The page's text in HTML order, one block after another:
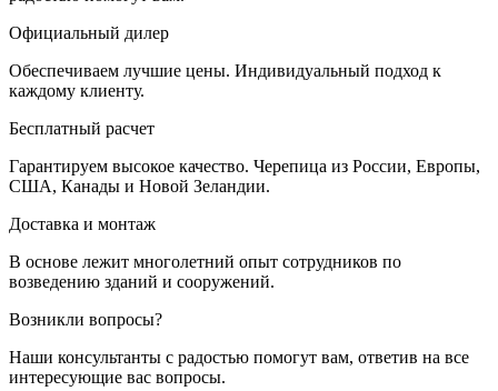
Официальный дилер
Обеспечиваем лучшие цены. Индивидуальный подход к
каждому клиенту.
Бесплатный расчет
Гарантируем высокое качество. Черепица из России, Европы,
США, Канады и Новой Зеландии.
Доставка и монтаж
В основе лежит многолетний опыт сотрудников по
возведению зданий и сооружений.
Возникли вопросы?
Наши консультанты с радостью помогут вам, ответив на все
интересующие вас вопросы.